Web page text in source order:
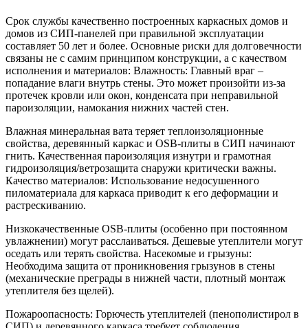
Срок службы качественно построенных каркасных домов и
домов из СИП-панелей при правильной эксплуатации
составляет 50 лет и более. Основные риски для долговечности
связаны не с самим принципом конструкции, а с качеством
исполнения и материалов: Влажность: Главный враг –
попадание влаги внутрь стены. Это может произойти из-за
протечек кровли или окон, конденсата при неправильной
пароизоляции, намокания нижних частей стен.
Влажная минеральная вата теряет теплоизоляционные
свойства, деревянный каркас и OSB-плиты в СИП начинают
гнить. Качественная пароизоляция изнутри и грамотная
гидроизоляция/ветрозащита снаружи критически важны.
Качество материалов: Использование недосушенного
пиломатериала для каркаса приводит к его деформации и
растрескиванию.
Низкокачественные OSB-плиты (особенно при постоянном
увлажнении) могут расслаиваться. Дешевые утеплители могут
оседать или терять свойства. Насекомые и грызуны:
Необходима защита от проникновения грызунов в стены
(механические преграды в нижней части, плотный монтаж
утеплителя без щелей).
Пожароопасность: Горючесть утеплителей (пенополистирол в